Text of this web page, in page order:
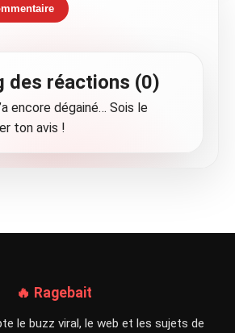
des réactions (0)
encore dégainé… Sois le
ton avis !
🔥 Ragebait
le buzz viral, le web et les sujets de